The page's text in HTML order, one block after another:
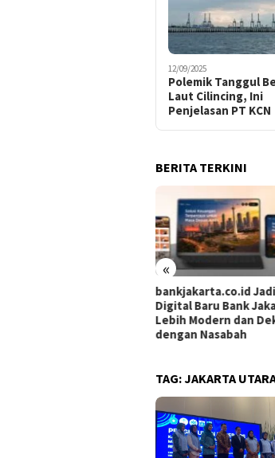
12/09/2025
Polemik Tanggul
Laut Cilincing, Ini
Penjelasan PT KCN
BERITA TERKINI
«
bankjakarta.co.id Jadi Wajah
Digital Baru Bank Jakarta,
Lebih Modern dan Dekat
Palestina
TAG:JAKARTA